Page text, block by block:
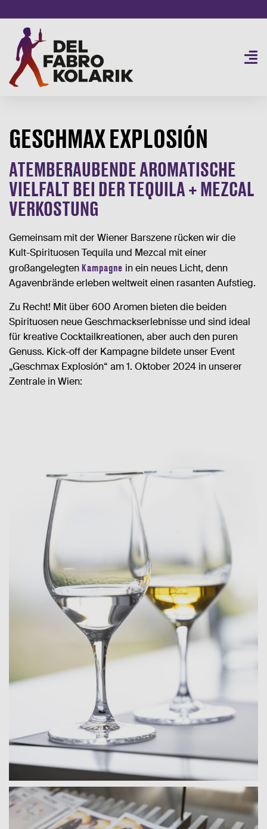
to
content
SERVICE
PRIVATE
AKTUELLES
B2B SHOP
KONTAKT
GESCHMAX EXPLOSIÓN
ATEMBERAUBENDE AROMATISCHE
VIELFALT BEI DER TEQUILA + MEZCAL
VERKOSTUNG
Gemeinsam mit der Wiener Barszene rücken wir die
Kult-Spirituosen Tequila und Mezcal mit einer
großangelegten Kampagne in ein neues Licht, denn
Agavenbrände erleben weltweit einen rasanten Aufstieg.
Zu Recht! Mit über 600 Aromen bieten die beiden
Spirituosen neue Geschmackserlebnisse und sind ideal
für kreative Cocktailkreationen, aber auch den puren
Genuss. Kick-off der Kampagne bildete unser Event
„Geschmax Explosión“ am 1. Oktober 2024 in unserer
Zentrale in Wien: